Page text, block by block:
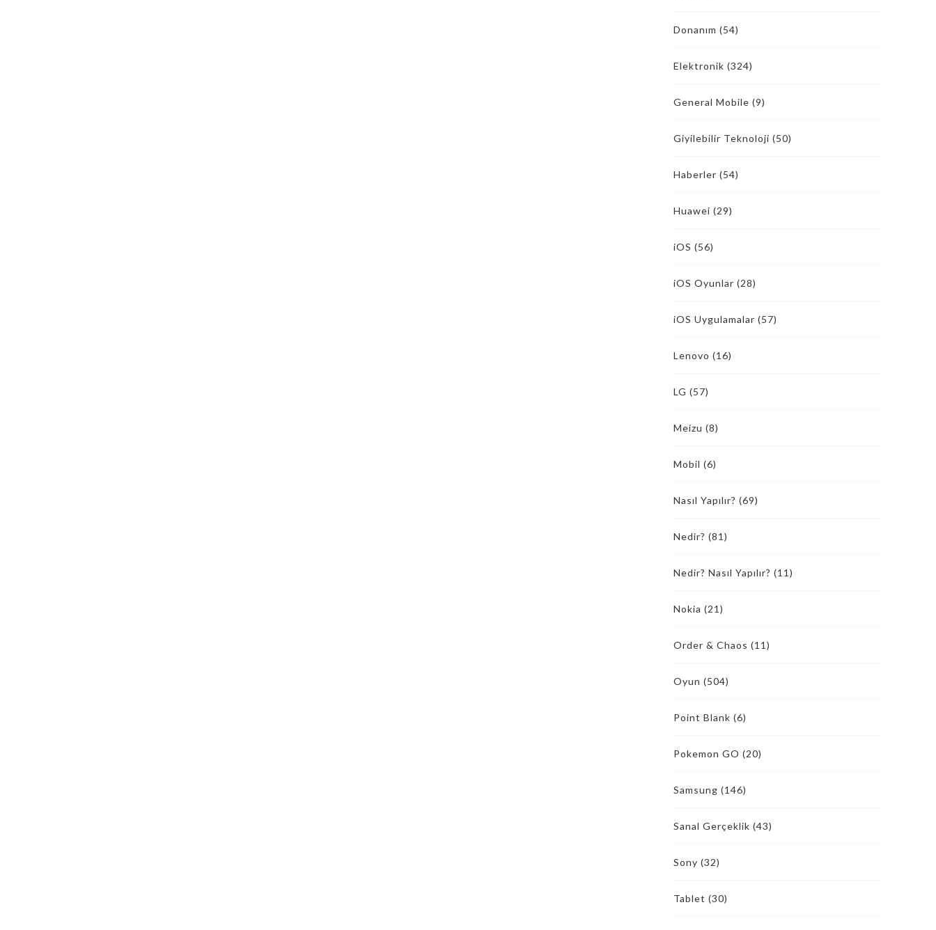
Donanım (54)
Elektronik (324)
General Mobile (9)
Giyilebilir Teknoloji (50)
Haberler (54)
Huawei (29)
iOS (56)
iOS Oyunlar (28)
iOS Uygulamalar (57)
Lenovo (16)
LG (57)
Meizu (8)
Mobil (6)
Nasıl Yapılır? (69)
Nedir? (81)
Nedir? Nasıl Yapılır? (11)
Nokia (21)
Order & Chaos (11)
Oyun (504)
Point Blank (6)
Pokemon GO (20)
Samsung (146)
Sanal Gerçeklik (43)
Sony (32)
Tablet (30)